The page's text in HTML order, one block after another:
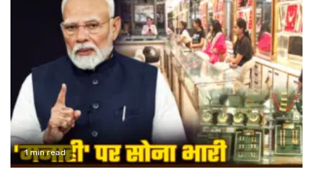
1 min read